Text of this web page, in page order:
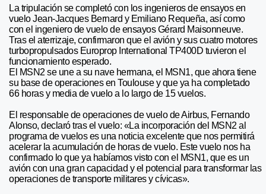
La tripulación se completó con los ingenieros de ensayos en
vuelo Jean-Jacques Bernard y Emiliano Requeña, así como
con el ingeniero de vuelo de ensayos Gérard Maisonneuve.
Tras el aterrizaje, confirmaron que el avión y sus cuatro motores
turbopropulsados Europrop International TP400D tuvieron el
funcionamiento esperado.
El MSN2 se une a su nave hermana, el MSN1, que ahora tiene
su base de operaciones en Toulouse y que ya ha completado
66 horas y media de vuelo a lo largo de 15 vuelos.
El responsable de operaciones de vuelo de Airbus, Fernando
Alonso, declaró tras el vuelo: «La incorporación del MSN2 al
programa de vuelos es una noticia excelente que nos permitirá
acelerar la acumulación de horas de vuelo. Este vuelo nos ha
confirmado lo que ya habíamos visto con el MSN1, que es un
avión con una gran capacidad y el potencial para transformar las
operaciones de transporte militares y cívicas».